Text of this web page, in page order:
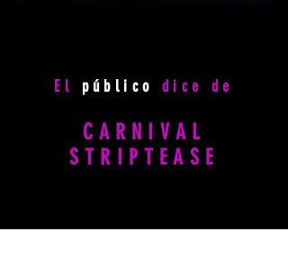
El público dice de
CARNIVAL
STRIPTEASE